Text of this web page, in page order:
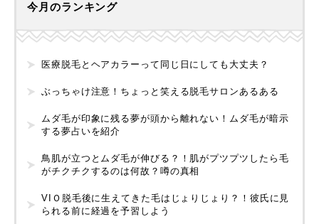
今月のランキング
医療脱毛とヘアカラーって同じ日にしても大丈夫？
ぶっちゃけ注意！ちょっと笑える脱毛サロンあるある
ムダ毛が印象に残る夢が頭から離れない！ムダ毛が暗示
する夢占いを紹介
鳥肌が立つとムダ毛が伸びる？！肌がプツプツしたら毛
がチクチクするのは何故？噂の真相
VIＯ脱毛後に生えてきた毛はじょりじょり？！彼氏に見
られる前に経過を予習しよう